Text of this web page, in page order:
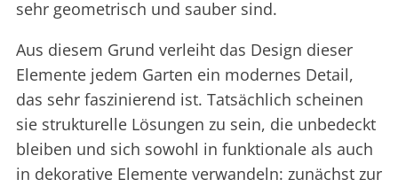
sehr geometrisch und sauber sind.
Aus diesem Grund verleiht das Design dieser
Elemente jedem Garten ein modernes Detail,
das sehr faszinierend ist. Tatsächlich scheinen
sie strukturelle Lösungen zu sein, die unbedeckt
bleiben und sich sowohl in funktionale als auch
in dekorative Elemente verwandeln: zunächst zur